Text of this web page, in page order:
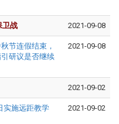
卫战 2021-09-08
节连假结束，
研议是否继续
2021-09-08
2021-09-02
实施远距教学 2021-09-02